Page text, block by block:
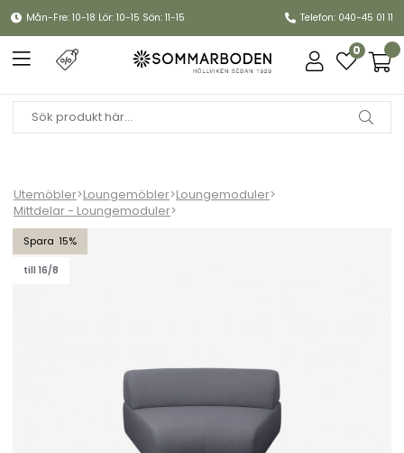
Mån-Fre: 10-18 Lör: 10-15 Sön: 11-15 Telefon: 040-45 01 11
0
Utemöbler>Loungemöbler>Loungemoduler>
Mittdelar - Loungemoduler>
15
till 16/8
Mellow soffmodul mittdel - grey